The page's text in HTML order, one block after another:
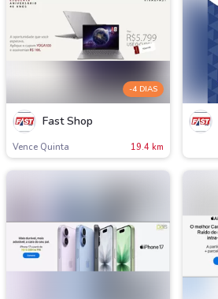
-4 DIAS
Fast Shop
Vence Quinta 19.4 km